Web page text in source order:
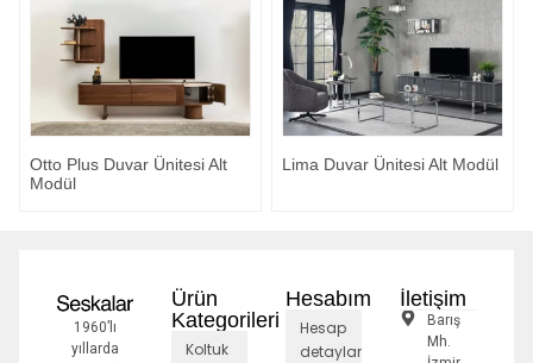
Otto Plus Duvar Ünitesi Alt
Modül
Lima Duvar Ünitesi Alt Modül
1960’lı
yıllarda
Ürün
Kategorileri
Koltuk
Hesabım
Hesap
detayları
İletişim
Barış
Mh.